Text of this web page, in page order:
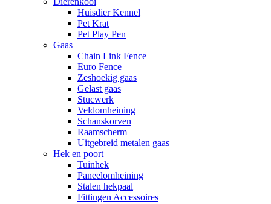
Huisdier Kennel
Pet Krat
Pet Play Pen
Gaas
Chain Link Fence
Euro Fence
Zeshoekig gaas
Gelast gaas
Stucwerk
Veldomheining
Schanskorven
Raamscherm
Uitgebreid metalen gaas
Hek en poort
Tuinhek
Paneelomheining
Stalen hekpaal
Fittingen Accessoires